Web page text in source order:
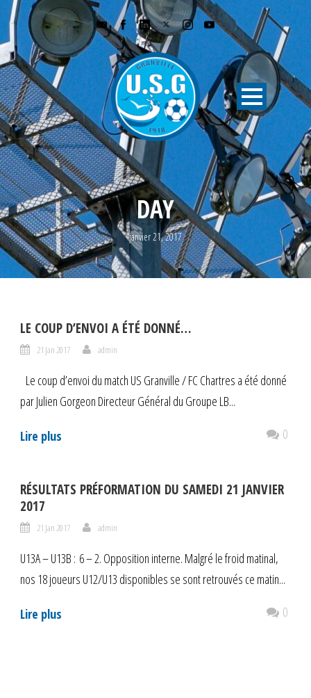
DAY
janvier 21, 2017
LE COUP D’ENVOI A ÉTÉ DONNÉ…
21 Jan 2017 admin
Le coup d’envoi du match US Granville / FC Chartres a été donné
par Julien Gorgeon Directeur Général du Groupe LB...
Lire plus 0
RÉSULTATS PRÉFORMATION DU SAMEDI 21 JANVIER
2017
21 Jan 2017 admin
U13A – U13B : 6 – 2. Opposition interne. Malgré le froid matinal,
nos 18 joueurs U12/U13 disponibles se sont retrouvés ce matin...
Lire plus 0